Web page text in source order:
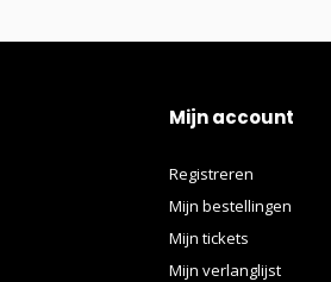
Mijn account
Registreren
Mijn bestellingen
Mijn tickets
Mijn verlanglijst